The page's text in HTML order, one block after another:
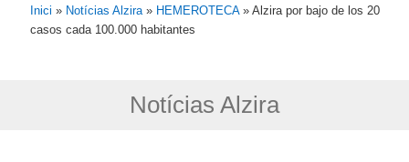
Inici » Notícias Alzira » HEMEROTECA»Alzira por bajo de los 20
casos cada 100.000 habitantes
Notícias Alzira